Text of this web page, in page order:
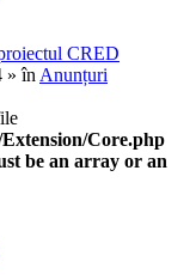
CRED
» în Anunțuri
Core.php
be an array or an